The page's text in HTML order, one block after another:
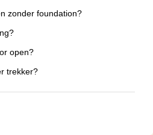
zonder foundation?
open?
trekker?